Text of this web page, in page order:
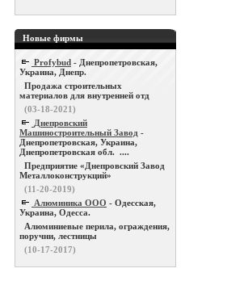
Новые фирмы
Profybud - Днепропетровская,
Украина, Днепр.
Продажа строительных
материалов для внутренней отд
(03-18-2021)
Днепровский
Машиностроительный Завод -
Днепропетровская, Украина,
Днепропетровская обл. ....
Предприятие «Днепровский Завод
Металлоконструкций»
(11-20-2019)
Алюминика ООО - Одесская,
Украина, Одесса.
Алюминиевые перила, ограждения,
поручни, лестницы
(10-17-2017)